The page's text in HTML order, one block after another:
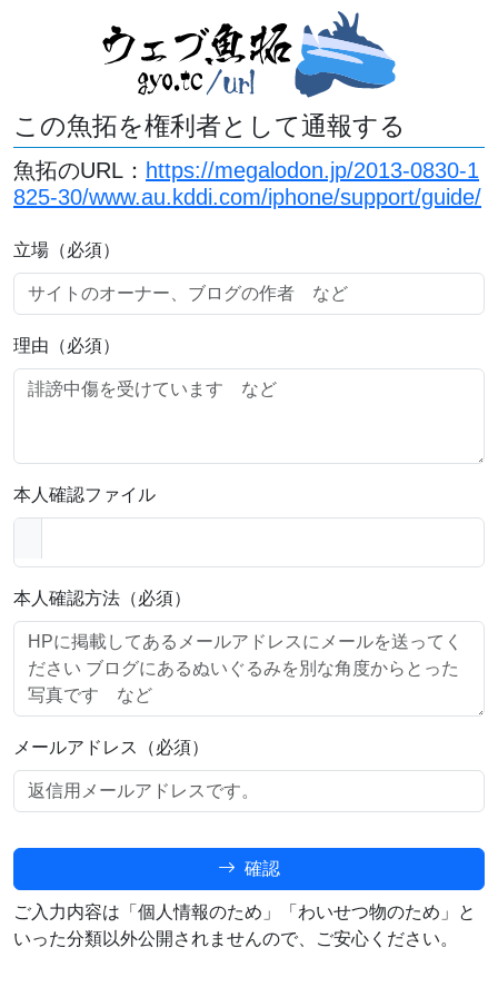
この魚拓を権利者として通報する
魚拓のURL： https://megalodon.jp/2013-0830-1
825-30/www.au.kddi.com/iphone/support/guide/
立場（必須）
理由（必須）
本人確認ファイル
本人確認方法（必須）
メールアドレス（必須）
確認
ご入力内容は「個人情報のため」「わいせつ物のため」と
いった分類以外公開されませんので、ご安心ください。